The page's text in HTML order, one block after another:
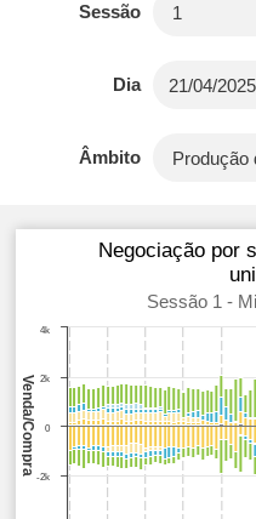
Sessão
Dia
Âmbito
Venda/Compra
Negociação por
Sessão 1 -
-2k
0
2k
4k